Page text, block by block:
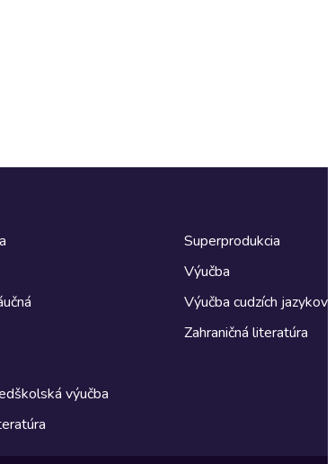
výučba
Superprodukcia
Výučba
Výučba cudzích jazykov
Zahraničná literatúra